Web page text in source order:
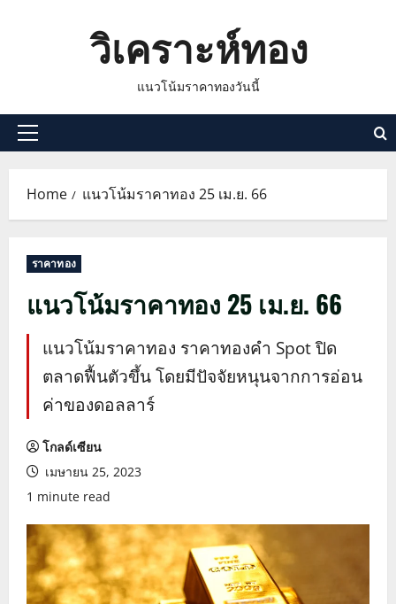
วิเคราะห์ทอง
แนวโน้มราคาทองวันนี้
Primary
Home แนวโน้มราคาทอง 25 เม.ย. 66
ราคาทอง
แนวโน้มราคาทอง 25 เม.ย. 66
แนวโน้มราคาทอง ราคาทองคำ Spot ปิด
ตลาดฟื้นตัวขึ้น โดยมีปัจจัยหนุนจากการอ่อน
ค่าของดอลลาร์
โกลด์เซียน
เมษายน 25, 2023
1 minute read